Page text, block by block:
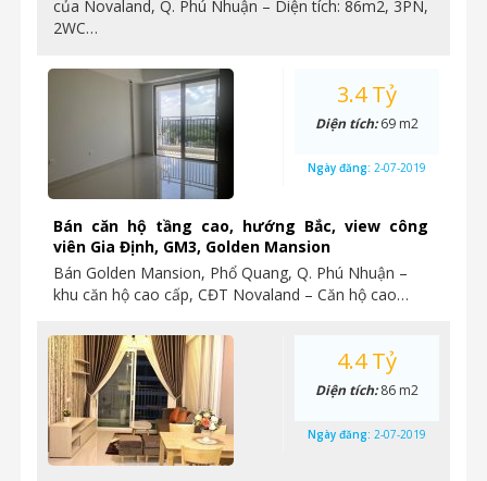
của Novaland, Q. Phú Nhuận – Diện tích: 86m2, 3PN,
2WC…
Bán căn hộ tầng cao, hướng Bắc, view công
viên Gia Định, GM3, Golden Mansion
Bán Golden Mansion, Phổ Quang, Q. Phú Nhuận –
khu căn hộ cao cấp, CĐT Novaland – Căn hộ cao…
3.4 Tỷ
Diện tích:69 m2
Ngày đăng: 2-07-2019
4.4 Tỷ
Diện tích:86 m2
Ngày đăng: 2-07-2019